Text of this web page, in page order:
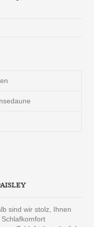
sind wir stolz, Ihnen